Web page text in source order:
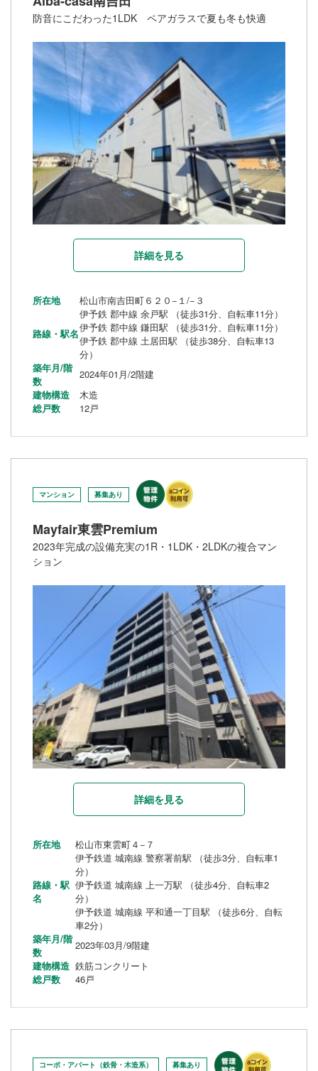
防音にこだわった1LDK ペアガラスで夏も冬も快適
詳細を見る
所在地 松山市南吉田町６２０−１/−３
路線・駅名
伊予鉄 郡中線 余戸駅 （徒歩31分、自転車11分）
伊予鉄 郡中線 鎌田駅 （徒歩31分、自転車11分）
伊予鉄 郡中線 土居田駅 （徒歩38分、自転車13
分）
築年月/階
数
2024年01月/2階建
建物構造
木造
総戸数
12戸
マンション 募集あり
Mayfair東雲Premium
2023年完成の設備充実の1R・1LDK・2LDKの複合マン
ション
詳細を見る
所在地 松山市東雲町４−７
路線・駅
名
伊予鉄道 城南線 警察署前駅 （徒歩3分、自転車1
分）
伊予鉄道 城南線 上一万駅 （徒歩4分、自転車2
分）
伊予鉄道 城南線 平和通一丁目駅 （徒歩6分、自転
車2分）
築年月/階
数
2023年03月/9階建
建物構造 鉄筋コンクリート
総戸数
46戸
コーポ・アパート（鉄骨・木造系） 募集あり